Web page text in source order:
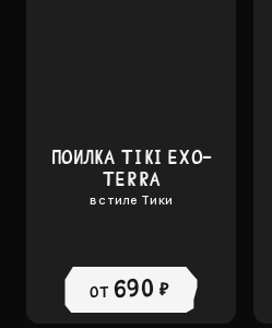
ПОИЛКА TIKI EXO-
TERRA
в стиле Тики
от690 ₽